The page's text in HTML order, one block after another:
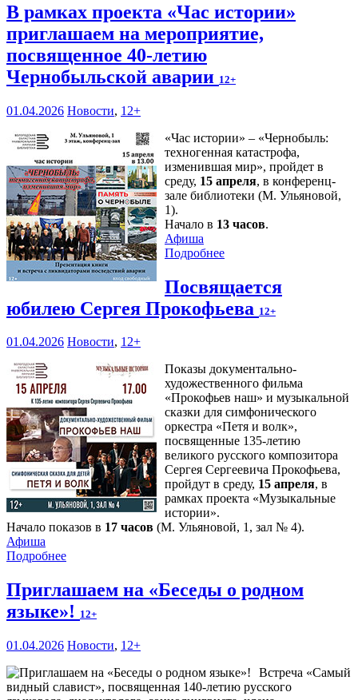
В рамках проекта «Час истории»
приглашаем на мероприятие,
посвященное 40-летию
Чернобыльской аварии 12+
01.04.2026 Новости, 12+
«Час истории» – «Чернобыль:
техногенная катастрофа,
изменившая мир», пройдет в
среду, 15 апреля, в конференц-
зале библиотеки (М. Ульяновой,
1).
Начало в 13 часов.
Афиша
Подробнее
Посвящается
юбилею Сергея Прокофьева 12+
01.04.2026 Новости, 12+
Показы документально-
художественного фильма
«Прокофьев наш» и музыкальной
сказки для симфонического
оркестра «Петя и волк»,
посвященные 135-летию
великого русского композитора
Сергея Сергеевича Прокофьева,
пройдут в среду, 15 апреля, в
рамках проекта «Музыкальные
истории».
Начало показов в 17 часов (М. Ульяновой, 1, зал № 4).
Афиша
Подробнее
Приглашаем на «Беседы о родном
языке»! 12+
01.04.2026 Новости, 12+
Встреча «Самый
видный славист», посвященная 140-летию русского